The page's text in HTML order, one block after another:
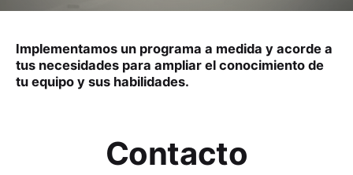
Implementamos un programa a medida y acorde a
tus necesidades para ampliar el conocimiento de
tu equipo y sus habilidades.
Contacto